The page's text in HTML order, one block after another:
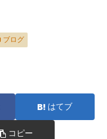
ブログ
はてブ
コピー